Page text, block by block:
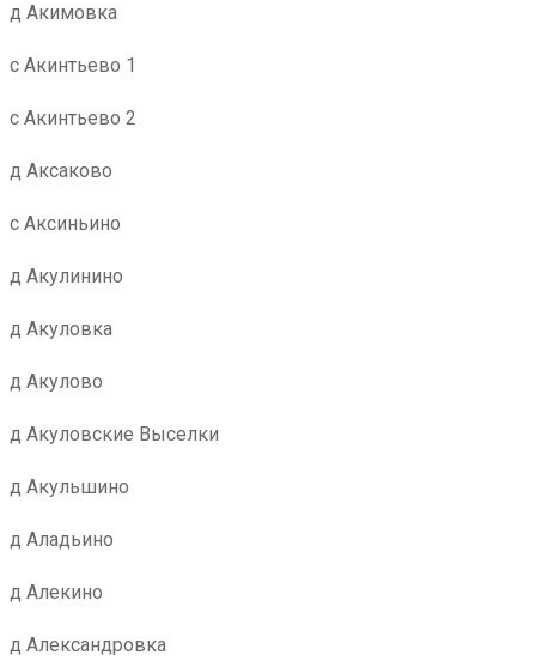
д Акимовка
с Акинтьево 1
с Акинтьево 2
д Аксаково
с Аксиньино
д Акулинино
д Акуловка
д Акулово
д Акуловские Выселки
д Акульшино
д Аладьино
д Алекино
д Александровка